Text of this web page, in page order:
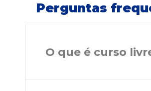
Perguntas
O que é curso